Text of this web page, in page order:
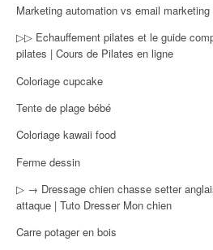
Marketing automation vs email marketing
▷▷ Echauffement pilates et le guide
pilates | Cours de Pilates en ligne
Coloriage cupcake
Tente de plage bébé
Coloriage kawaii food
Ferme dessin
▷ → Dressage chien chasse setter
attaque | Tuto Dresser Mon chien
Carre potager en bois